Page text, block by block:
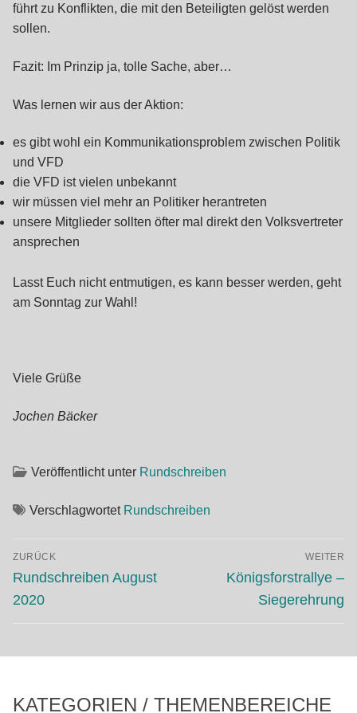
führt zu Konflikten, die mit den Beteiligten gelöst werden
sollen.
Fazit: Im Prinzip ja, tolle Sache, aber…
Was lernen wir aus der Aktion:
es gibt wohl ein Kommunikationsproblem zwischen Politik
und VFD
die VFD ist vielen unbekannt
wir müssen viel mehr an Politiker herantreten
unsere Mitglieder sollten öfter mal direkt den Volksvertreter
ansprechen
Lasst Euch nicht entmutigen, es kann besser werden, geht
am Sonntag zur Wahl!
Viele Grüße
Jochen Bäcker
Veröffentlicht unter Rundschreiben
Verschlagwortet Rundschreiben
Beitragsnavigation
ZURÜCK
Vorheriger
Beitrag:
Rundschreiben August
2020
WEITER
Nächster
Beitrag:
Königsforstrallye –
Siegerehrung
KATEGORIEN / THEMENBEREICHE